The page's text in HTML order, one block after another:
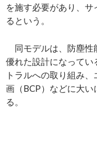
を施す必要があり、
るという。
同モデルは、防塵性
優れた設計になってい
トラルへの取り組み
画（BCP）などに大
る。